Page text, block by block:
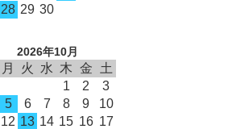
28 29 30
2026年10月
月 火 水 木 金
土
1
2
3
5 6 7 8 9
10
12 13 14 15 16 17